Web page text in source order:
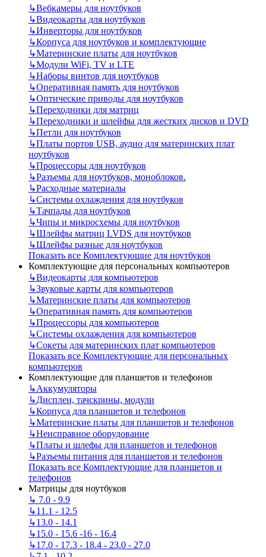
↳Вебкамеры для ноутбуков
↳Видеокарты для ноутбуков
↳Инверторы для ноутбуков
↳Корпуса для ноутбуков и комплектующие
↳Материнские платы для ноутбуков
↳Модули WiFi, TV и LTE
↳Наборы винтов для ноутбуков
↳Оперативная память для ноутбуков
↳Оптические приводы для ноутбуков
↳Переходники для матриц
↳Переходники и шлейфы для жестких дисков и DVD
↳Петли для ноутбуков
↳Платы портов USB, аудио для материнских плат
ноутбуков
↳Процессоры для ноутбуков
↳Разъемы для ноутбуков, моноблоков.
↳Расходные материалы
↳Системы охлаждения для ноутбуков
↳Тачпады для ноутбуков
↳Чипы и микросхемы для ноутбуков
↳Шлейфы матриц LVDS для ноутбуков
↳Шлейфы разные для ноутбуков
Показать все Комплектующие для ноутбуков
Комплектующие для персональных компьютеров
↳Видеокарты для компьютеров
↳Звуковые карты для компьютеров
↳Материнские платы для компьютеров
↳Оперативная память для компьютеров
↳Процессоры для компьютеров
↳Системы охлаждения для компьютеров
↳Сокеты для материнских плат компьютеров
Показать все Комплектующие для персональных
компьютеров
Комплектующие для планшетов и телефонов
↳Аккумуляторы
↳Дисплеи, тачскрины, модули
↳Корпуса для планшетов и телефонов
↳Материнские платы для планшетов и телефонов
↳Неисправное оборудование
↳Платы и шлефы для планшетов и телефонов
↳Разъемы питания для планшетов и телефонов
Показать все Комплектующие для планшетов и
телефонов
Матрицы для ноутбуков
↳ 7.0 - 9.9
↳11.1 - 12.5
↳13.0 - 14.1
↳15.0 - 15.6 -16 - 16.4
↳17.0 - 17.3 - 18.4 - 23.0 - 27.0